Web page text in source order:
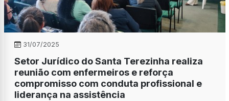
31/07/2025
Setor Jurídico do Santa Terezinha realiza
reunião com enfermeiros e reforça
compromisso com conduta profissional e
liderança na assistência